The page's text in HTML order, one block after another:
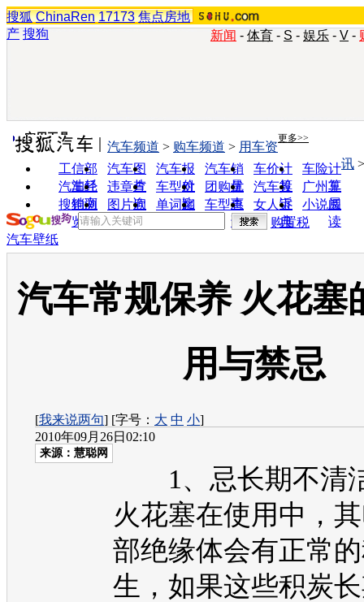
搜狐 ChinaRen 17173 焦点房地
产 搜狗 新闻 - 体育 - S - 娱乐 - V -
实用工具 更多>>
工信部
油耗
汽车图
片
汽车报
价
汽车销
量
车价计
算
车险计
算
汽车经
销商
违章查
询
车型对
比
团购优
惠
汽车投
诉
广州车
展
搜狗浏
览器
图片欣
赏
单词翻
车型查
询
女人宝
典
小说阅
读
汽车频道 > 购车频道 > 用车资
讯
购置税
汽车壁纸
汽车常规保养 火花塞
用与禁忌
[我来说两句] [字号： 大 中 小]
2010年09月26日02:10
来源： 慧聪网
1、忌长期不清
火花塞在使用中，
部绝缘体会有正常
生，如果这些积炭